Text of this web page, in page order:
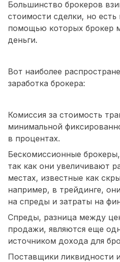
Большинство брокеров
стоимости сделки, но
помощью которых брокер
деньги.
Вот наиболее
заработка брокера:
Комиссия за стоимость
минимальной
в процентах.
Бескомиссионные
так как они увеличивают
местах, известные как
например, в трейдинге,
на спреды и затраты на
Спреды, разница между
продажи, являются еще
источником дохода для
Поставщики ликвидности